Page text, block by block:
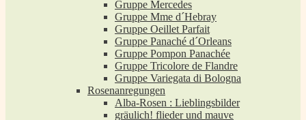
Gruppe Mercedes
Gruppe Mme d´Hebray
Gruppe Oeillet Parfait
Gruppe Panaché d´Orleans
Gruppe Pompon Panachée
Gruppe Tricolore de Flandre
Gruppe Variegata di Bologna
Rosenanregungen
Alba-Rosen : Lieblingsbilder
gräulich! flieder und mauve